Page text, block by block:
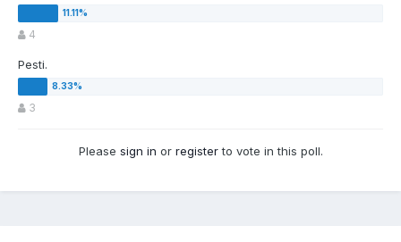
4
Pesti.
3
Please sign in or registerto vote in this poll.